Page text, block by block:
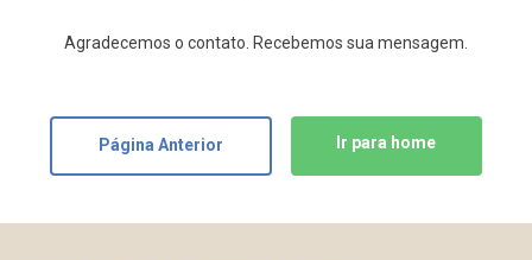
Agradecemos o contato. Recebemos sua mensagem.
Página Anterior Ir para home